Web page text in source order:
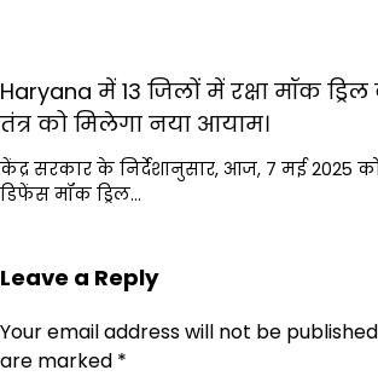
Haryana में 13 जिलों में रक्षा मॉक ड्रिल
तंत्र को मिलेगा नया आयाम।
केंद्र सरकार के निर्देशानुसार, आज, 7 मई 2025
डिफेंस मॉक ड्रिल…
Leave a Reply
Your email address will not be
are marked *